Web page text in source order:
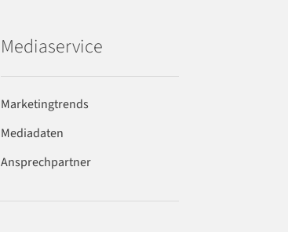
Mediaservice
Marketingtrends
Mediadaten
Ansprechpartner